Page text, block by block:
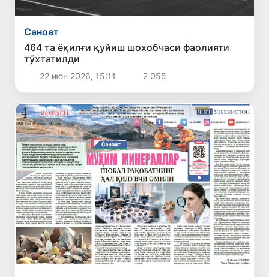
Саноат
464 та ёқилғи қуйиш шохобчаси фаолияти
тўхтатилди
22 июн 2026, 15:11 2 055